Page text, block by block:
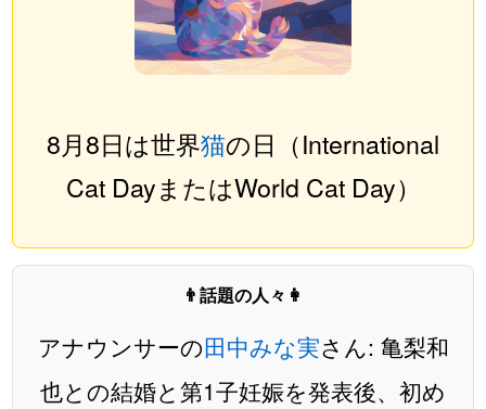
8月8日は世界猫の日（International
Cat DayまたはWorld Cat Day）
👨話題の人々👩
アナウンサーの田中みな実さん: 亀梨和
也との結婚と第1子妊娠を発表後、初め